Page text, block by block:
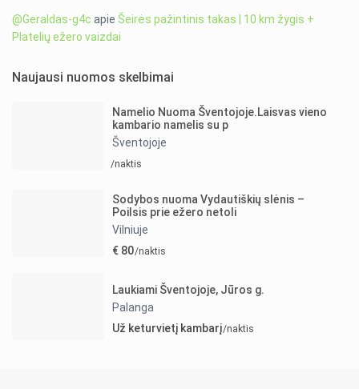
@Geraldas-g4c apie Šeirės pažintinis takas | 10 km žygis +
Platelių ežero vaizdai
Naujausi nuomos skelbimai
Namelio Nuoma Šventojoje.Laisvas vieno
kambario namelis su p
Šventojoje
/naktis
Sodybos nuoma Vydautiškių slėnis –
Poilsis prie ežero netoli
Vilniuje
€ 80/naktis
Laukiami Šventojoje, Jūros g.
Palanga
Už keturvietį kambarį/naktis